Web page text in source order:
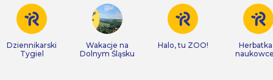
Dziennikarski
Tygiel
Wakacje na
Dolnym Śląsku
Halo, tu ZOO!